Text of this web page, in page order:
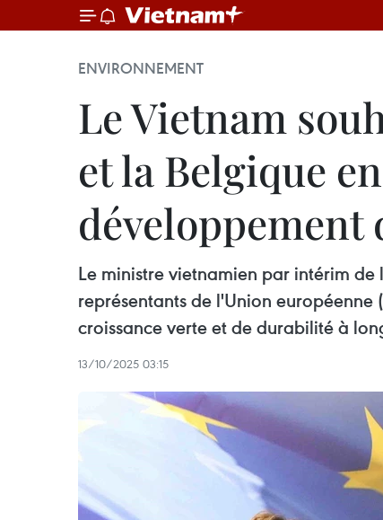
ENVIRONNEMENT
Le Vietnam
et la Belgique
développement
Le ministre vietnamien par intérim
représentants de l'Union
croissance verte et de durabilité à
13/10/2025 03:15